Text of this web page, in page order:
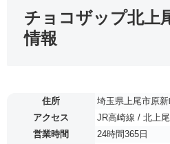
チョコザップ北上
情報
住所
埼玉県上尾市原
アクセス
JR高崎線 / 北上
営業時間
24時間365日